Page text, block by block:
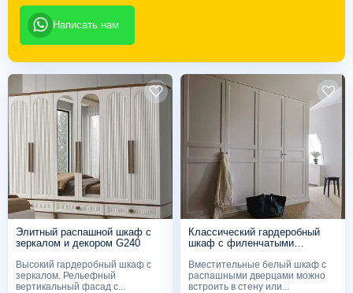
Написать нам
Элитный распашной шкаф с
зеркалом и декором G240
Высокий гардеробный шкаф с
зеркалом. Рельефный
вертикальный фасад с...
Классический гардеробный
шкаф с филенчатыми
Вместительные белый шкаф с
распашными дверцами можно
встроить в стену или...